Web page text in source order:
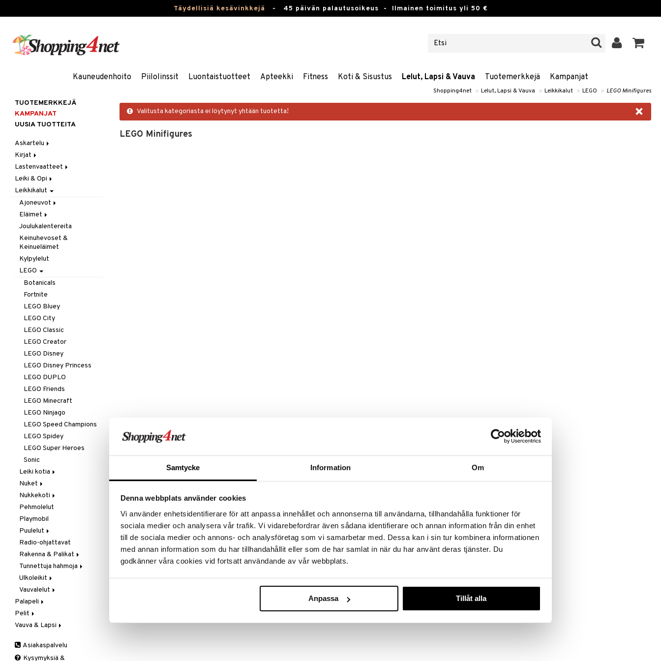
Samtycke Information Om
Denna webbplats använder cookies
Vi använder enhetsidentifierare för att anpassa innehållet och annonserna till användarna, tillhandahålla funktioner för
sociala medier och analysera vår trafik. Vi vidarebefordrar även sådana identifierare och annan information från din enhet
till de sociala medier och annons- och analysföretag som vi samarbetar med. Dessa kan i sin tur kombinera informationen
med annan information som du har tillhandahållit eller som de har samlat in när du har använt deras tjänster. Du
godkänner våra cookies vid fortsatt användande av vår webbplats.
Anpassa Tillåt alla
Täydellisiä kesävinkkejä - 45 päivän palautusoikeus - Ilmainen toimitus yli 50 €
Kauneudenhoito Piilolinssit Luontaistuotteet Apteekki Fitness Koti & Sisustus Lelut, Lapsi & Vauva Tuotemerkkejä Kampanjat
Shopping4net » Lelut, Lapsi & Vauva » Leikkikalut » LEGO » LEGO Minifigures
×
Valitusta kategoriasta ei löytynyt yhtään tuotetta!
LEGO Minifigures
TUOTEMERKKEJÄ
KAMPANJAT
UUSIA TUOTTEITA
Askartelu
Askartelumateriaalit
Askartelusetti
Helmet
Koulutarvikkeet
Muovailuvaha
Piirrä ja maalaa
Taikuus
Tarrat
Kirjat
Askartelukirjat
Maalauskirjat
Päiväkirjat
Lastenvaatteet
Alaosat
Leggingsit
Alusvaatteet & Sukat
Kengät
Mekot
Pientuotteet
Lippalakit &
Aurinkohatut
Uima-asut & UV-vaatteet
Vuodevaatteet
Yläosat
Hupparit ja colleget
T-paidat
Leiki & Opi
Opetuslelut
Oppimispelit
Soittimet
Testikitit
Leikkikalut
Ajoneuvot
Autoradat
Autot
Junat
Palokunta
Poliisi
Työajoneuvot
Eläimet
Fur Real
Hahmot
Littlest Pet Shop
Maatila
Schleich - Muinaisajan
Schleich-Hevoset
Schleich-Wild Life
Zhu Zhu Pets
Joulukalentereita
Keinuhevoset &
Keinueläimet
Kylpylelut
LEGO
Botanicals
Fortnite
LEGO Bluey
LEGO City
LEGO Classic
LEGO Creator
LEGO Disney
LEGO Disney Princess
LEGO DUPLO
LEGO Friends
LEGO Minecraft
LEGO Ninjago
LEGO Speed Champions
LEGO Spidey
LEGO Super Heroes
Sonic
Leiki kotia
Keittiö &
keittiötarvikkeet
Siivous
Nuket
Baby Born
Barbie
Cocomelon
Disney Prinsessat
Gabby's Dollhouse
Happy Friends
L.O.L.
Magtoys
Nukentarvikkeita
Rubens Barn
Skrållan
Steffi Love
Nukkekoti
Lundby
Lundby Tukholma
Muumi
Peppi Laiva
Peppi Pitkätossu
Huvikumpu
Pehmolelut
Playmobil
Puulelut
Brio
Jabadabado
Micki
Radio-ohjattavat
Rakenna & Palikat
BRIO Builder
Geomag
Magformers
Palikat
Työkalut
Tunnettuja hahmoja
Autot
Babblarna
Batman
Bolibompa
Disney
Eemeli
Ulkoleikit
Rantaleikit
Ulkoleikit
Ulkopelit
Vauvalelut
Ajoneuvot
Aktiviteettilelut
Kävelyvaunut
Palapeli
1000 palaa
1500 palaa
3D-Palapeli
Pelit
Lastenpelit
Taskupelit
Vauva & Lapsi
Huolehdi
Asiakaspalvelu
Kysymyksiä &